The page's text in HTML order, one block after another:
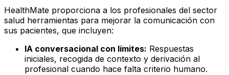
HealthMate proporciona a los profesionales del sector
salud herramientas para mejorar la comunicación con
sus pacientes, que incluyen:
IA conversacional con límites: Respuestas
iniciales, recogida de contexto y derivación al
profesional cuando hace falta criterio humano.